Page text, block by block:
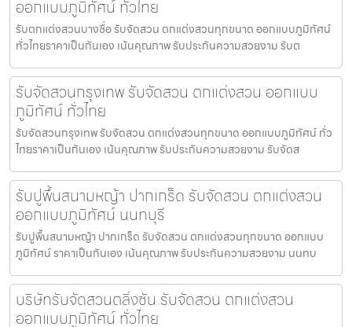
ออกแบบภูมิทัศน์ ทั่วไทย
รับตกแต่งสวนบางซื่อ รับจัดสวน ตกแต่งสวนทุกขนาด ออกแบบภูมิทัศน์
ทั่วไทยราคาเป็นกันเอง เน้นคุณภาพ รับประกันความสวยงาม รับต
รับจัดสวนกรุงเทพ รับจัดสวน ตกแต่งสวน ออกแบบ
ภูมิทัศน์ ทั่วไทย
รับจัดสวนกรุงเทพ รับจัดสวน ตกแต่งสวนทุกขนาด ออกแบบภูมิทัศน์ ทั่ว
ไทยราคาเป็นกันเอง เน้นคุณภาพ รับประกันความสวยงาม รับจัดส
รับปูพื้นสนามหญ้า ปากเกร็ด รับจัดสวน ตกแต่งสวน
ออกแบบภูมิทัศน์ นนทบุรี
รับปูพื้นสนามหญ้า ปากเกร็ด รับจัดสวน ตกแต่งสวนทุกขนาด ออกแบบ
ภูมิทัศน์ ราคาเป็นกันเอง เน้นคุณภาพ รับประกันความสวยงาม นนทบ
บริษัทรับจัดสวนตลิ่งชัน รับจัดสวน ตกแต่งสวน
ออกแบบภูมิทัศน์ ทั่วไทย